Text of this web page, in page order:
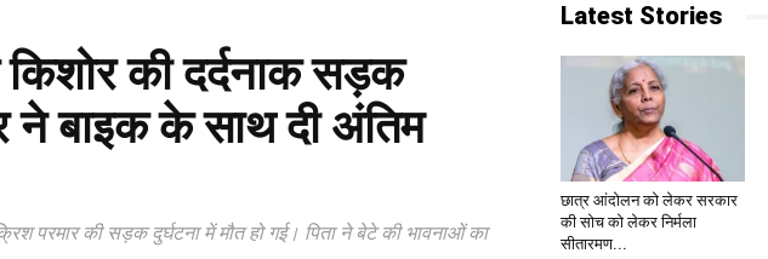
की दर्दनाक सड़क
ने बाइक के साथ दी अंतिम
परमार की सड़क दुर्घटना में मौत हो गई। पिता ने बेटे की भावनाओं का
Latest Stories
छात्र आंदोलन को लेकर सरकार
की सोच को लेकर निर्मला
सीतारमण...